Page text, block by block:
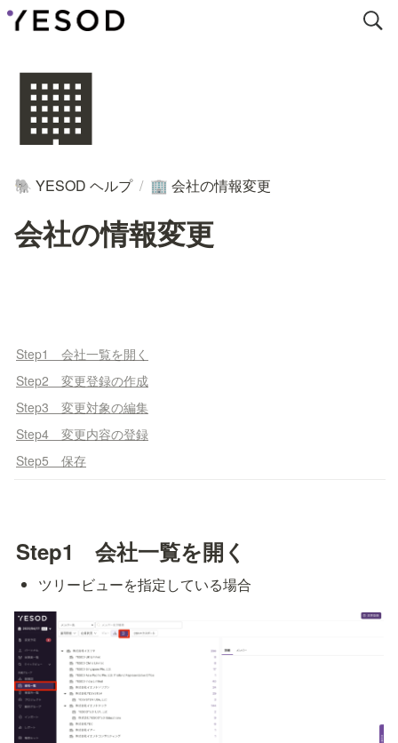
🏢
🐘 YESOD ヘルプ / 🏢 会社の情報変更
会社の情報変更
Step1 会社一覧を開く
Step2 変更登録の作成
Step3 変更対象の編集
Step4 変更内容の登録
Step5 保存
Step1　会社一覧を開く
ツリービューを指定している場合